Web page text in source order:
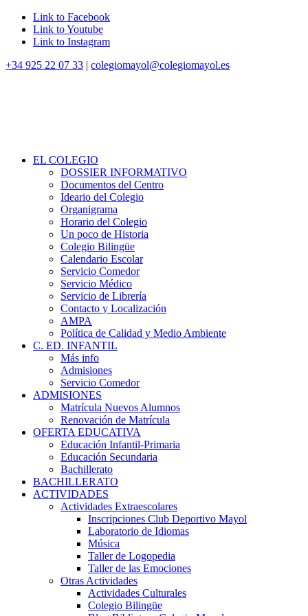
Link to Facebook
Link to Youtube
Link to Instagram
+34 925 22 07 33 | colegiomayol@colegiomayol.es
EL COLEGIO
DOSSIER INFORMATIVO
Documentos del Centro
Ideario del Colegio
Organigrama
Horario del Colegio
Un poco de Historia
Colegio Bilingüe
Calendario Escolar
Servicio Comedor
Servicio Médico
Servicio de Librería
Contacto y Localización
AMPA
Política de Calidad y Medio Ambiente
C. ED. INFANTIL
Más info
Admisiones
Servicio Comedor
ADMISIONES
Matrícula Nuevos Alumnos
Renovación de Matrícula
OFERTA EDUCATIVA
Educación Infantil-Primaria
Educación Secundaria
Bachillerato
BACHILLERATO
ACTIVIDADES
Actividades Extraescolares
Inscripciones Club Deportivo Mayol
Laboratorio de Idiomas
Música
Taller de Logopedia
Taller de las Emociones
Otras Actividades
Actividades Culturales
Colegio Bilingüe